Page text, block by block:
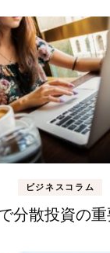
ビジネスコラム
分散投資の重